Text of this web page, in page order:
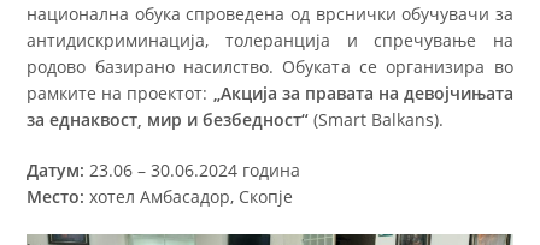
национална обука спроведена од врснички обучувачи за
антидискриминација, толеранција и спречување на
родово базирано насилство. Обуката се организира во
рамките на проектот:
„Акција за правата на девојчињата
за еднаквост, мир и безбедност“ (Smart Balkans).
Датум: 23.06 – 30.06.2024 година
Место: хотел Амбасадор, Скопје